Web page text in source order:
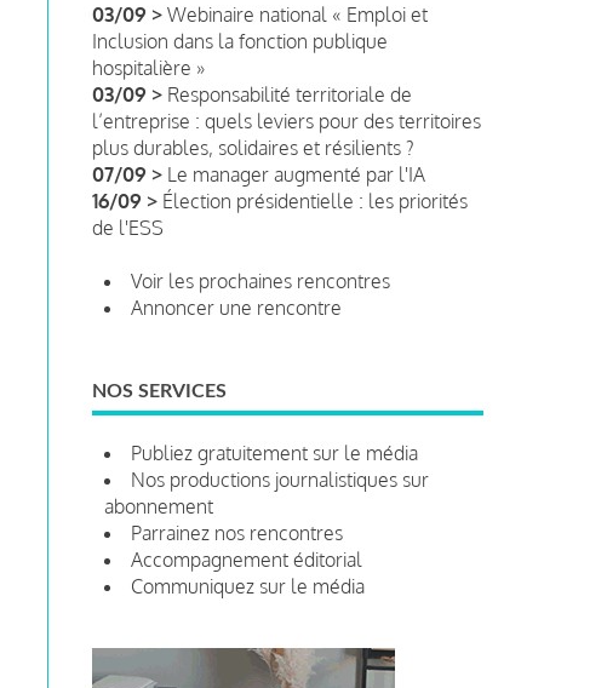
03/09 > Webinaire national « Emploi et
Inclusion dans la fonction publique
hospitalière »
03/09 > Responsabilité territoriale de
l’entreprise : quels leviers pour des territoires
plus durables, solidaires et résilients ?
07/09 > Le manager augmenté par l'IA
16/09 > Élection présidentielle : les priorités
de l'ESS
Voir les prochaines rencontres
Annoncer une rencontre
NOS SERVICES
Publiez gratuitement sur le média
Nos productions journalistiques sur
abonnement
Parrainez nos rencontres
Accompagnement éditorial
Communiquez sur le média